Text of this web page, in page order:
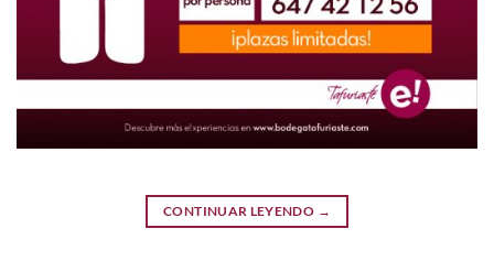
CONTINUAR LEYENDO →